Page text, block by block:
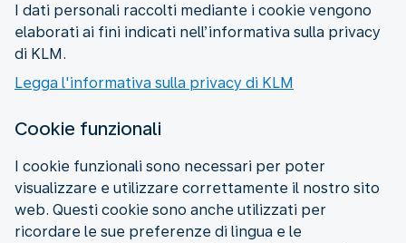
I dati personali raccolti mediante i cookie vengono
elaborati ai fini indicati nell’informativa sulla privacy
di KLM.
Legga l'informativa sulla privacy di KLM
Cookie funzionali
I cookie funzionali sono necessari per poter
visualizzare e utilizzare correttamente il nostro sito
web. Questi cookie sono anche utilizzati per
ricordare le sue preferenze di lingua e le